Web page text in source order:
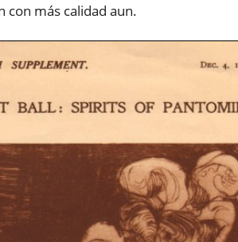
con más calidad aun.